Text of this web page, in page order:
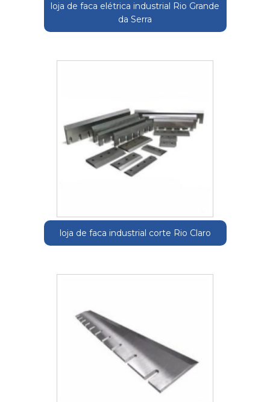
loja de faca elétrica industrial Rio Grande
da Serra
loja de faca industrial corte Rio Claro